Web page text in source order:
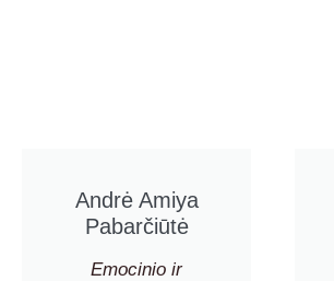
Andrė Amiya
Pabarčiūtė
Emocinio ir